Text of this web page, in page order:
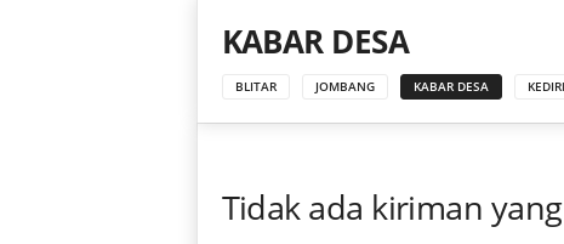
n
KABAR DESA
BLITAR JOMBANG KABAR DESA KEDIRI
Tidak ada kiriman